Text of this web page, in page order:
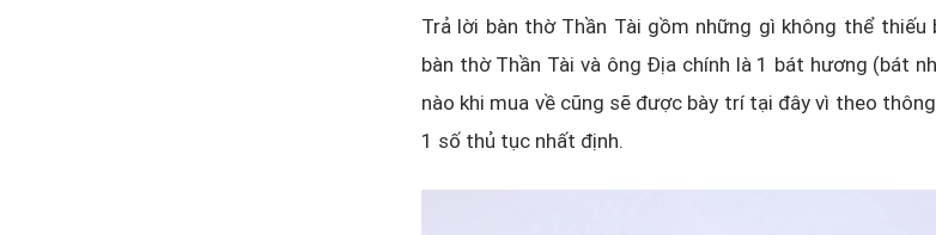
Trả lời bàn thờ Thần Tài gồm những gì không thể
bàn thờ Thần Tài và ông Địa chính là 1 bát hương (bát
nào khi mua về cũng sẽ được bày trí tại đây vì theo
1 số thủ tục nhất định.